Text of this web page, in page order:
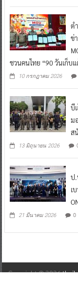
ต
ข่
ชวนคนไทย “90 วันเก็บ
10 กรกฎาคม 2026
บี
ม
ส
13 มิถุนายน 2026
ป.
เ
21 มีนาคม 2026 0
Copyright © 2026